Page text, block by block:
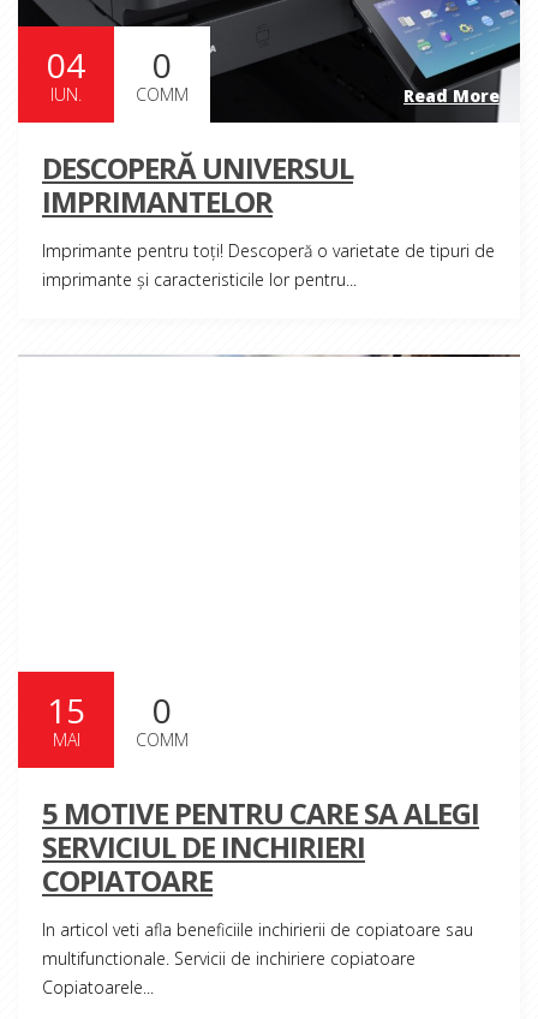
Read More
04
IUN.
0
COMM
DESCOPERĂ UNIVERSUL
IMPRIMANTELOR
Imprimante pentru toți! Descoperă o varietate de tipuri de
imprimante și caracteristicile lor pentru...
15
MAI
0
COMM
5 MOTIVE PENTRU CARE SA ALEGI
SERVICIUL DE INCHIRIERI
COPIATOARE
In articol veti afla beneficiile inchirierii de copiatoare sau
multifunctionale. Servicii de inchiriere copiatoare
Copiatoarele...